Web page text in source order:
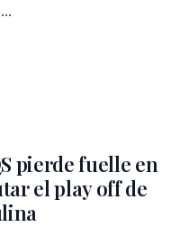
pierde fuelle en
el play off de